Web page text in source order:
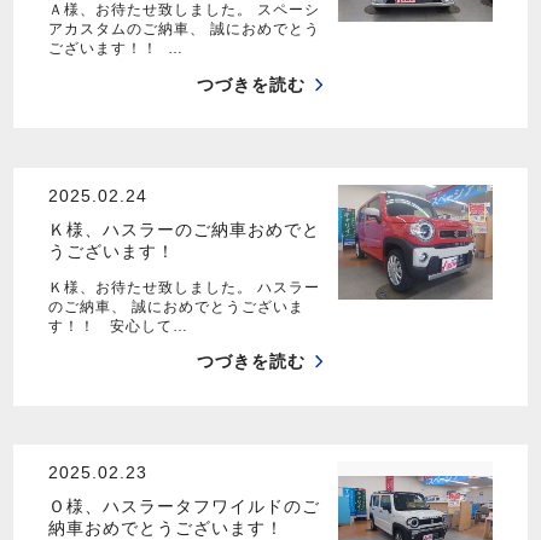
Ａ様、お待たせ致しました。 スペーシ
アカスタムのご納車、 誠におめでとう
ございます！！ …
つづきを読む
2025.02.24
Ｋ様、ハスラーのご納車おめでと
うございます！
Ｋ様、お待たせ致しました。 ハスラー
のご納車、 誠におめでとうございま
す！！ 安心して…
つづきを読む
2025.02.23
Ｏ様、ハスラータフワイルドのご
納車おめでとうございます！